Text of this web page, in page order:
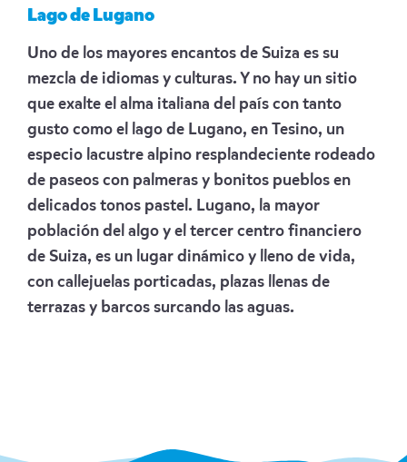
Lago de Lugano
Uno de los mayores encantos de Suiza es su
mezcla de idiomas y culturas. Y no hay un sitio
que exalte el alma italiana del país con tanto
gusto como el lago de Lugano, en Tesino, un
especio lacustre alpino resplandeciente rodeado
de paseos con palmeras y bonitos pueblos en
delicados tonos pastel. Lugano, la mayor
población del algo y el tercer centro financiero
de Suiza, es un lugar dinámico y lleno de vida,
con callejuelas porticadas, plazas llenas de
terrazas y barcos surcando las aguas.